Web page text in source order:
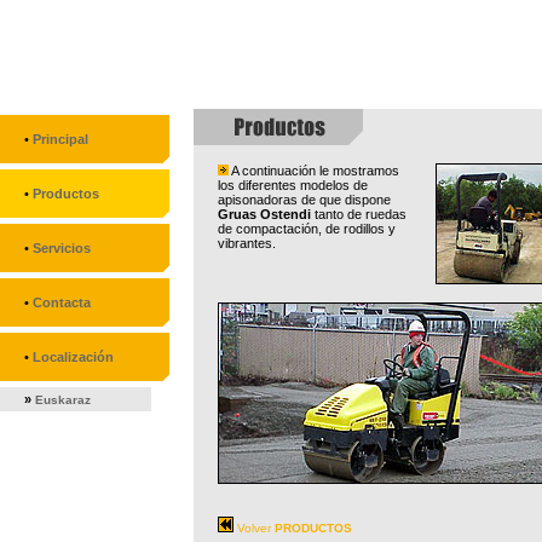
• Principal
• Productos
• Servicios
• Contacta
• Localización
» Euskaraz
A continuación le mostramos
los diferentes modelos de
apisonadoras de que dispone
Gruas Ostendi tanto de ruedas
de compactación, de rodillos y
vibrantes.
VolverPRODUCTOS